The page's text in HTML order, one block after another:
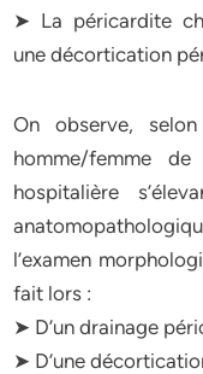
➤ La péricardite
une décortication
On observe,
homme/femme
hospitalière
l’examen
fait lors :
➤ D’un drainage
➤ D’une